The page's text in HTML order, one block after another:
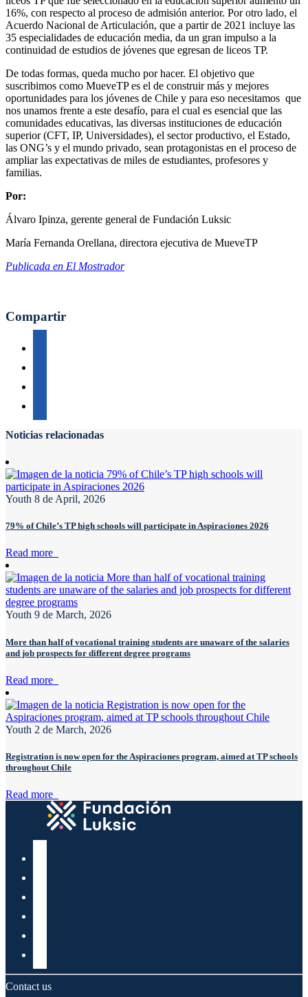
16%, con respecto al proceso de admisión anterior. Por otro lado, el
Acuerdo Nacional de Articulación, que a partir de 2021 incluye las
35 especialidades de educación media, da un gran impulso a la
continuidad de estudios de jóvenes que egresan de liceos TP.
De todas formas, queda mucho por hacer. El objetivo que
suscribimos como MueveTP es el de construir más y mejores
oportunidades para los jóvenes de Chile y para eso necesitamos que
nos unamos frente a este desafío, para el cual es esencial que las
comunidades educativas, las diversas instituciones de educación
superior (CFT, IP, Universidades), el sector productivo, el Estado,
las ONG’s y el mundo privado, sean protagonistas en el proceso de
ampliar las expectativas de miles de estudiantes, profesores y
familias.
Por:
Álvaro Ipinza, gerente general de Fundación Luksic
María Fernanda Orellana, directora ejecutiva de MueveTP
Publicada en El Mostrador
Compartir
Noticias relacionadas
Youth 8 de April, 2026
79% of Chile’s TP high schools will participate in Aspiraciones 2026
Read more
Youth 9 de March, 2026
More than half of vocational training students are unaware of the salaries
and job prospects for different degree programs
Read more
Youth 2 de March, 2026
Registration is now open for the Aspiraciones program, aimed at TP schools
throughout Chile
Read more
Contact us